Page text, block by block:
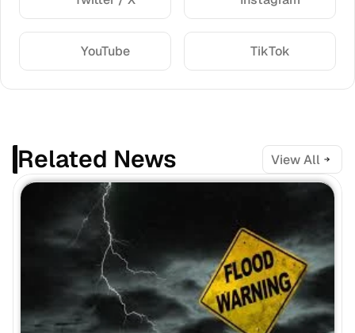
YouTube TikTok
Related News View All